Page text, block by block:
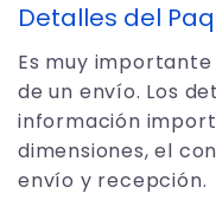
Detalles del
Es muy
de un envío. Los
información
dimensiones, el
envío y recepción.